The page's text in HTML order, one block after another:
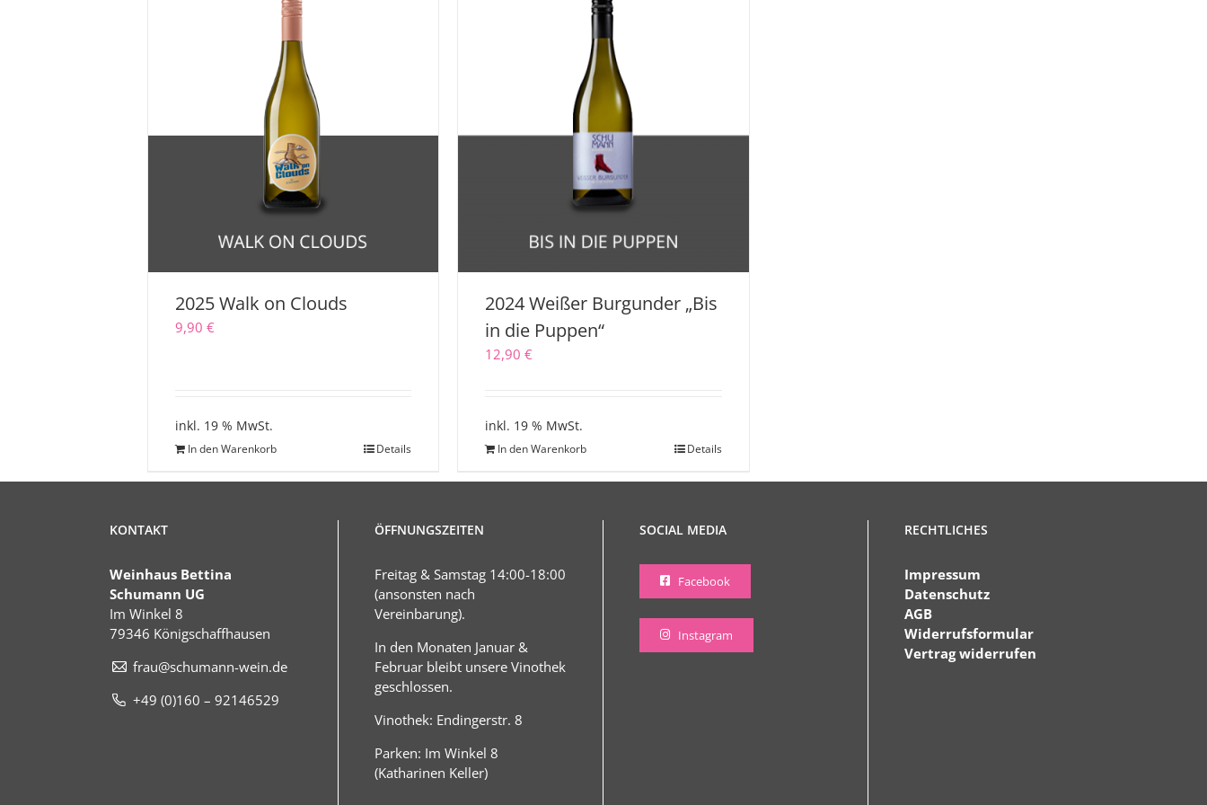
2025 Walk on Clouds
9,90€
inkl. 19 % MwSt.
In den Warenkorb Details
2024 Weißer Burgunder „Bis
in die Puppen“
12,90€
inkl. 19 % MwSt.
In den Warenkorb Details
KONTAKT
Weinhaus Bettina
Schumann UG
Im Winkel 8
79346 Königschaffhausen
frau@schumann-wein.de
+49 (0)160 – 92146529
ÖFFNUNGSZEITEN
Freitag & Samstag 14:00-18:00
(ansonsten nach
Vereinbarung).
In den Monaten Januar &
Februar bleibt unsere Vinothek
geschlossen.
Vinothek: Endingerstr. 8
Parken: Im Winkel 8
(Katharinen Keller)
SOCIAL MEDIA
Facebook
Instagram
RECHTLICHES
Impressum
Datenschutz
AGB
Widerrufsformular
Vertrag widerrufen